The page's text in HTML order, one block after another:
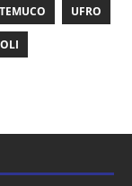
TEMUCO UFRO